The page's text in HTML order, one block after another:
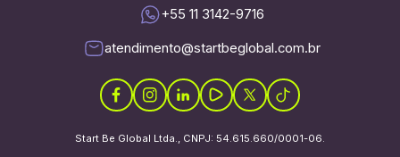
+55 11 3142-9716
atendimento@startbeglobal.com.br
Start Be Global Ltda., CNPJ: 54.615.660/0001-06.